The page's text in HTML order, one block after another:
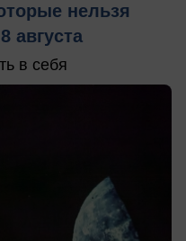
нельзя
августа
в себя